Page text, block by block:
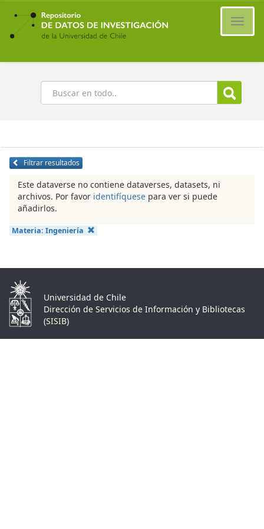
Ir
contenido
principal
Buscar
Filtrar resultados
Este dataverse no contiene dataverses, datasets, ni
archivos. Por favor identifíquese para ver si puede
añadirlos.
Materia: Ingeniería
Universidad de Chile
Dirección de Servicios de Información y Bibliotecas
(SISIB)